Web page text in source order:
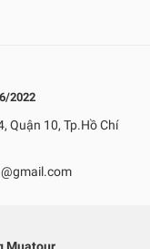
2022
Quận 10, Tp.Hồ Chí